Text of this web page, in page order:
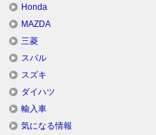
Honda
MAZDA
三菱
スバル
スズキ
ダイハツ
輸入車
気になる情報